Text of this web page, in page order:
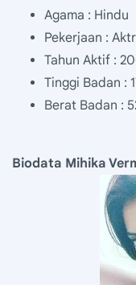
Agama : Hindu
Pekerjaan :
Tahun Aktif :
Tinggi Badan :
Berat Badan :
Biodata Mihika